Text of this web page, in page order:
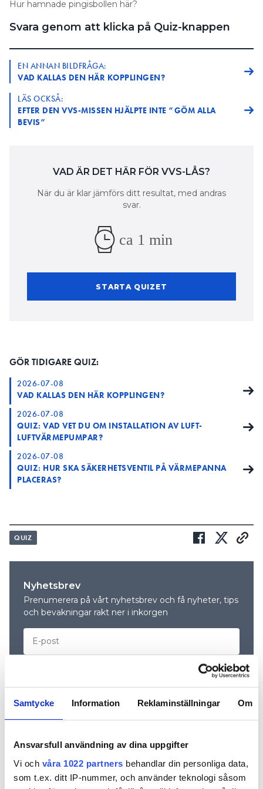
Samtycke Information Reklaminställningar Om
Ansvarsfull användning av dina uppgifter
Vi och våra 1022 partners behandlar din personliga data,
som t.ex. ditt IP-nummer, och använder teknologi såsom
Information om GDPR
Search for:
Hur hamnade pingisbollen här?
Svara genom att klicka på Quiz-knappen
EN ANNAN BILDFRÅGA:
VAD KALLAS DEN HÄR KOPPLINGEN?
LÄS OCKSÅ:
EFTER DEN VVS-MISSEN HJÄLPTE INTE ”GÖM ALLA
BEVIS”
VAD ÄR DET HÄR FÖR VVS-LÅS?
När du är klar jämförs ditt resultat, med andras
svar.
ca 1 min
STARTA QUIZET
GÖR TIDIGARE QUIZ:
2026-07-08
VAD KALLAS DEN HÄR KOPPLINGEN?
2026-07-08
QUIZ: VAD VET DU OM INSTALLATION AV LUFT-
LUFTVÄRMEPUMPAR?
2026-07-08
QUIZ: HUR SKA SÄKERHETSVENTIL PÅ VÄRMEPANNA
PLACERAS?
QUIZ
Nyhetsbrev
Prenumerera på vårt nyhetsbrev och få nyheter, tips
och bevakningar rakt ner i inkorgen